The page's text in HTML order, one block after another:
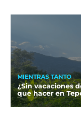
MIENTRAS TANTO
¿Sin vacaciones
que hacer en